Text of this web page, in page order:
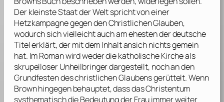
Der kleinste Staat der Welt spricht von einer
Hetzkampagne gegen den Christlichen Glauben,
wodurch sich vielleicht auch am ehesten der deutsche
Titel erklärt, der mit dem Inhalt ansich nichts gemein
hat. Im Roman wird weder die katholische Kirche als
skrupelloser Unheilbringer dargestellt, noch an den
Grundfesten des christlichen Glaubens gerüttelt. Wenn
Brownhingegen behauptet, dass das Christentum
systhematisch die Bedeutung der Frau immer weiter